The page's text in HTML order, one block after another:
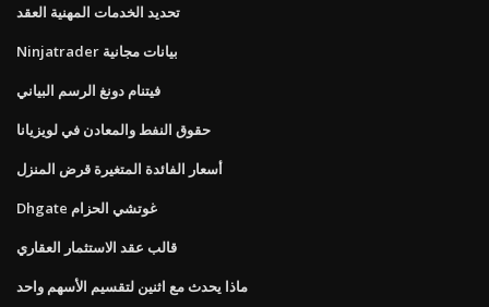
تحديد الخدمات المهنية العقد
Ninjatrader بيانات مجانية
فيتنام دونغ الرسم البياني
حقوق النفط والمعادن في لويزيانا
أسعار الفائدة المتغيرة قرض المنزل
Dhgate غوتشي الحزام
قالب عقد الاستثمار العقاري
ماذا يحدث مع اثنين لتقسيم الأسهم واحد